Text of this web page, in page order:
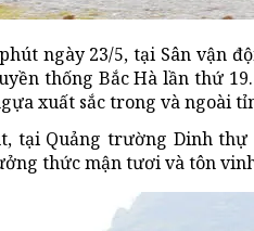
ngày 23/5, tại Sân vận
thống Bắc Hà lần thứ
xuất sắc trong và ngoài
tại Quảng trường Dinh
thức mận tươi và tôn